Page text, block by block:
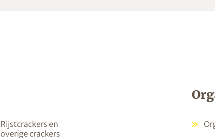
Rijstcrackers en
overige crackers